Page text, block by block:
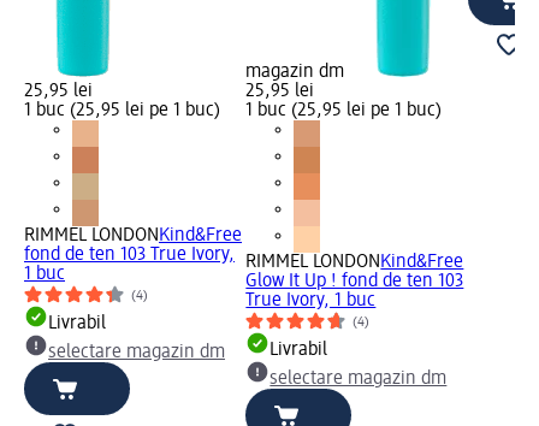
25,95 lei
1 buc (25,95 lei pe 1 buc)
RIMMEL LONDON Kind&Free
fond de ten 103 True Ivory,
1 buc
(4)
Livrabil
selectare magazin dm
magazin dm
25,95 lei
1 buc (25,95 lei pe 1 buc)
RIMMEL LONDON Kind&Free
Glow It Up ! fond de ten 103
True Ivory, 1 buc
(4)
Livrabil
selectare magazin dm